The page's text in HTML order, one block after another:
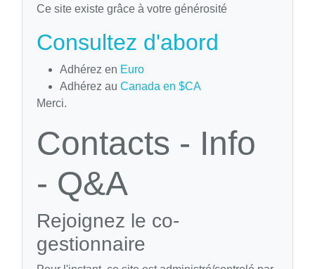
Ce site existe grâce à votre générosité
Consultez d'abord
Adhérez en Euro
Adhérez au Canada en $CA
Merci.
Contacts - Info
- Q&A
Rejoignez le co-
gestionnaire